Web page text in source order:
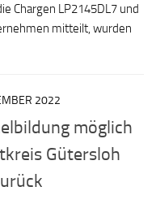
Chargen LP2145DL7 und
mitteilt, wurden
2022
möglich
Gütersloh